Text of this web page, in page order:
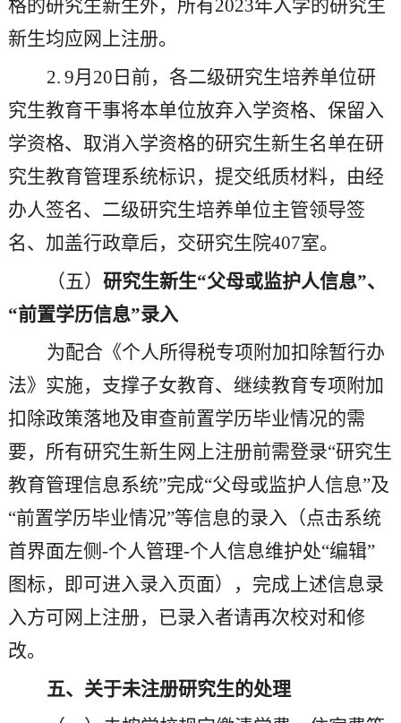
格的研究生新生外，所有2023年入学的研究生
新生均应网上注册。
2. 9月20日前，各二级研究生培养单位研
究生教育干事将本单位放弃入学资格、保留入
学资格、取消入学资格的研究生新生名单在研
究生教育管理系统标识，提交纸质材料，由经
办人签名、二级研究生培养单位主管领导签
名、加盖行政章后，交研究生院407室。
（五） 研究生新生“父母或监护人信息”、
“前置学历信息”录入
为配合《个人所得税专项附加扣除暂行办
法》实施，支撑子女教育、继续教育专项附加
扣除政策落地及审查前置学历毕业情况的需
要，所有研究生新生 网上注册前需登录“研究生
教育管理信息系统”完成“父母或监护人信息”及
“前置学历毕业情况”等信息的录入（点击系统
首界面左侧-个人管理-个人信息维护处“编辑”
图标，即可进入录入页面），完成上述信息录
入方可网上注册，已录入者请再次校对和修
改。
五、关于未注册研究生的处理